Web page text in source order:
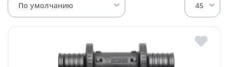
По умолчанию 45